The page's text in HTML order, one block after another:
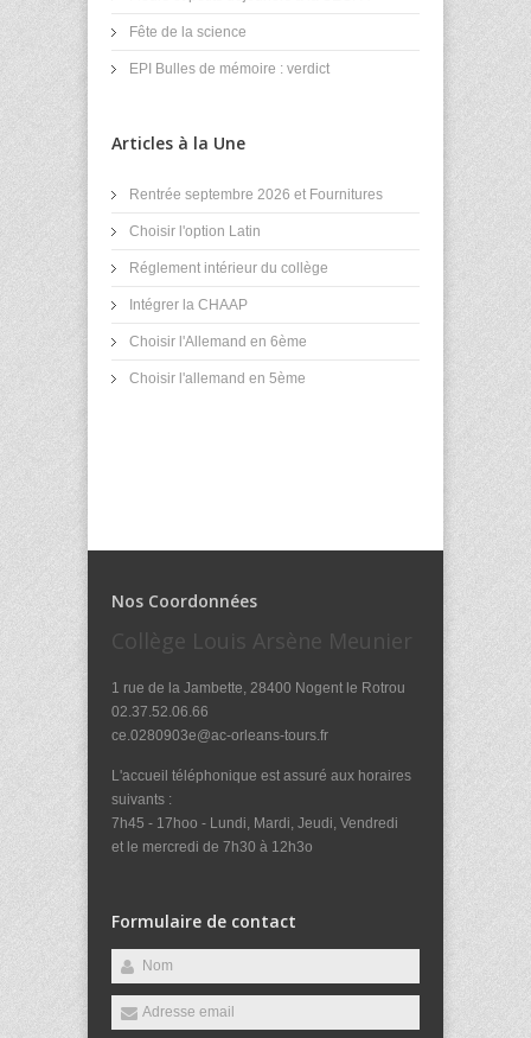
Fête de la science
EPI Bulles de mémoire : verdict
Articles à la Une
Rentrée septembre 2026 et Fournitures
Choisir l'option Latin
Réglement intérieur du collège
Intégrer la CHAAP
Choisir l'Allemand en 6ème
Choisir l'allemand en 5ème
Nos Coordonnées
Collège Louis Arsène Meunier
1 rue de la Jambette, 28400 Nogent le Rotrou
02.37.52.06.66
ce.0280903e@ac-orleans-tours.fr
L'accueil téléphonique est assuré aux horaires
suivants :
7h45 - 17hoo - Lundi, Mardi, Jeudi, Vendredi
et le mercredi de 7h30 à 12h3o
Formulaire de contact